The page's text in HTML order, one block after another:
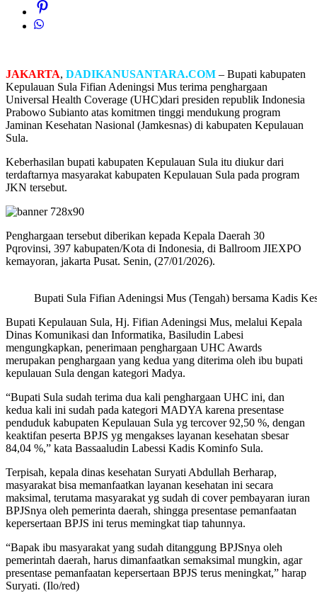
JAKARTA, DADIKANUSANTARA.COM – Bupati kabupaten
Kepulauan Sula Fifian Adeningsi Mus terima penghargaan
Universal Health Coverage (UHC)dari presiden republik Indonesia
Prabowo Subianto atas komitmen tinggi mendukung program
Jaminan Kesehatan Nasional (Jamkesnas) di kabupaten Kepulauan
Sula.
Keberhasilan bupati kabupaten Kepulauan Sula itu diukur dari
terdaftarnya masyarakat kabupaten Kepulauan Sula pada program
JKN tersebut.
Penghargaan tersebut diberikan kepada Kepala Daerah 30
Pqrovinsi, 397 kabupaten/Kota di Indonesia, di Ballroom JIEXPO
kemayoran, jakarta Pusat. Senin, (27/01/2026).
Bupati Sula Fifian Adeningsi Mus (Tengah) bersama Kadis
Bupati Kepulauan Sula, Hj. Fifian Adeningsi Mus, melalui Kepala
Dinas Komunikasi dan Informatika, Basiludin Labesi
mengungkapkan, penerimaan penghargaan UHC Awards
merupakan penghargaan yang kedua yang diterima oleh ibu bupati
kepulauan Sula dengan kategori Madya.
“Bupati Sula sudah terima dua kali penghargaan UHC ini, dan
kedua kali ini sudah pada kategori MADYA karena presentase
penduduk kabupaten Kepulauan Sula yg tercover 92,50 %, dengan
keaktifan peserta BPJS yg mengakses layanan kesehatan sbesar
84,04 %,” kata Bassaaludin Labessi Kadis Kominfo Sula.
Terpisah, kepala dinas kesehatan Suryati Abdullah Berharap,
masyarakat bisa memanfaatkan layanan kesehatan ini secara
maksimal, terutama masyarakat yg sudah di cover pembayaran iuran
BPJSnya oleh pemerinta daerah, shingga presentase pemanfaatan
kepersertaan BPJS ini terus memingkat tiap tahunnya.
“Bapak ibu masyarakat yang sudah ditanggung BPJSnya oleh
pemerintah daerah, harus dimanfaatkan semaksimal mungkin, agar
presentase pemanfaatan kepersertaan BPJS terus meningkat,” harap
Suryati. (Ilo/red)